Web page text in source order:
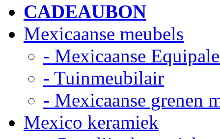
CADEAUBON
Mexicaanse meubels
- Mexicaanse
- Tuinmeubilair
- Mexicaanse grenen
Mexico keramiek